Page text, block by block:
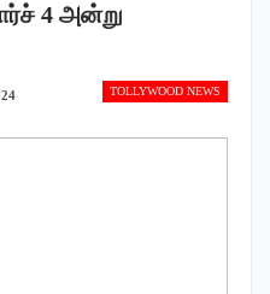
4 அன்று
TOLLYWOOD NEWS